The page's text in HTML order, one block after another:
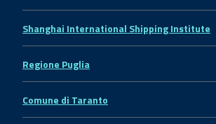
Shanghai International Shipping Institute
Regione Puglia
Comune di Taranto